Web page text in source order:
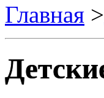
Главная >